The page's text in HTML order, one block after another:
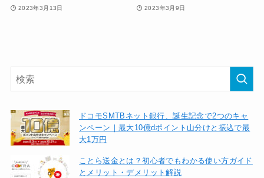
2023年3月13日 2023年3月9日
ドコモSMTBネット銀行、誕生記念で2つのキャ
ンペーン｜最大10億dポイント山分けと振込で最
大1万円
ことら送金とは？初心者でもわかる使い方ガイド
とメリット・デメリット解説